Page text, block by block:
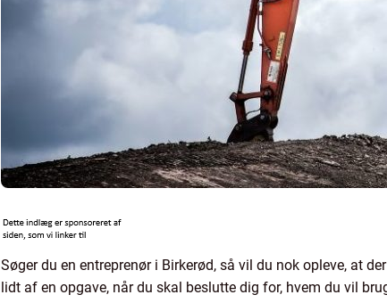
Søger du en entreprenør i Birkerød, så vil du nok opleve, at
lidt af en opgave, når du skal beslutte dig for, hvem du vil